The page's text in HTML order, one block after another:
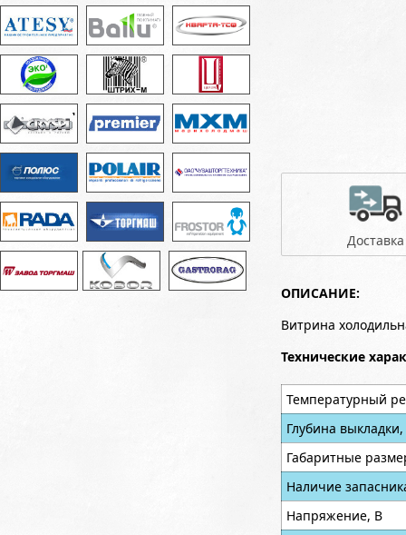
Доставка
ОПИСАНИЕ:
Витрина
Технические
Температурный
Глубина
Габаритные
Наличие
Напряжение, В